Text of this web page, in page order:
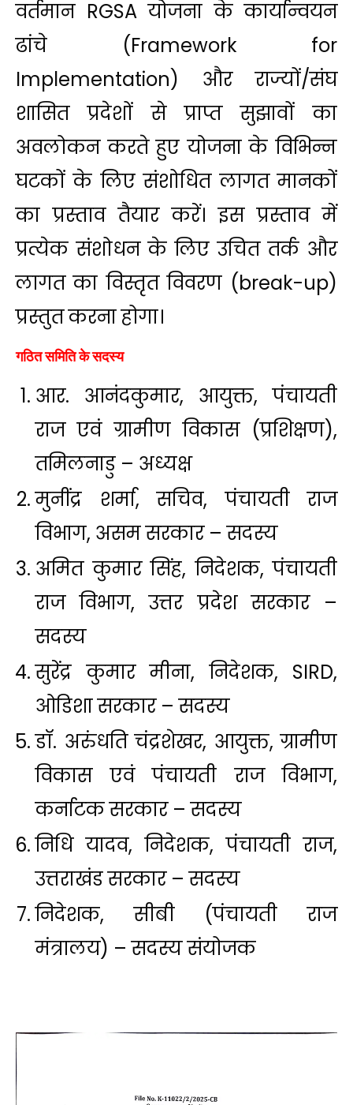
वर्तमान RGSA योजना के कार्यान्वयन
ढांचे (Framework for
Implementation) और राज्यों/संघ
शासित प्रदेशों से प्राप्त सुझावों का
अवलोकन करते हुए योजना के विभिन्न
घटकों के लिए संशोधित लागत मानकों
का प्रस्ताव तैयार करें। इस प्रस्ताव में
प्रत्येक संशोधन के लिए उचित तर्क और
लागत का विस्तृत विवरण (break-up)
प्रस्तुत करना होगा।
गठित समिति के सदस्य
आर. आनंदकुमार, आयुक्त, पंचायती
राज एवं ग्रामीण विकास (प्रशिक्षण),
तमिलनाडु – अध्यक्ष
मुनींद्र शर्मा, सचिव, पंचायती राज
विभाग, असम सरकार – सदस्य
अमित कुमार सिंह, निदेशक, पंचायती
राज विभाग, उत्तर प्रदेश सरकार –
सदस्य
सुरेंद्र कुमार मीना, निदेशक, SIRD,
ओडिशा सरकार – सदस्य
डॉ. अरुंधति चंद्रशेखर, आयुक्त, ग्रामीण
विकास एवं पंचायती राज विभाग,
कर्नाटक सरकार – सदस्य
निधि यादव, निदेशक, पंचायती राज,
उत्तराखंड सरकार – सदस्य
निदेशक, सीबी (पंचायती राज
मंत्रालय) – सदस्य संयोजक